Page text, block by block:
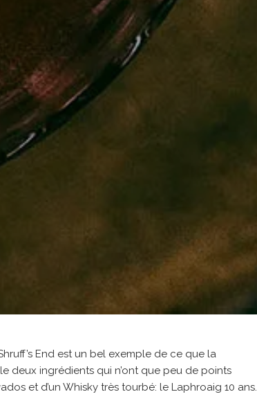
End est un bel exemple de ce que la
deux ingrédients qui n’ont que peu de points
et d’un Whisky très tourbé: le Laphroaig 10 ans.